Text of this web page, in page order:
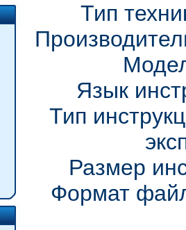
Тип
Язык
Тип
Размер
Формат